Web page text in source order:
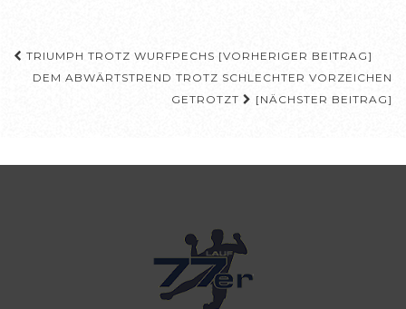
Beitragsnavigation
TRIUMPH TROTZ WURFPECHS [VORHERIGER BEITRAG]
DEM ABWÄRTSTREND TROTZ SCHLECHTER VORZEICHEN
GETROTZT
[NÄCHSTER BEITRAG]